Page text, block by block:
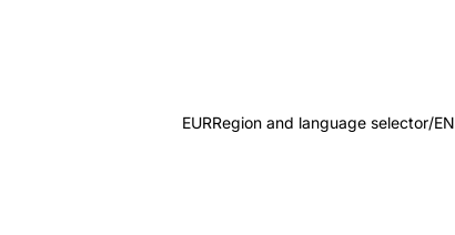
EURRegion and language selector/EN